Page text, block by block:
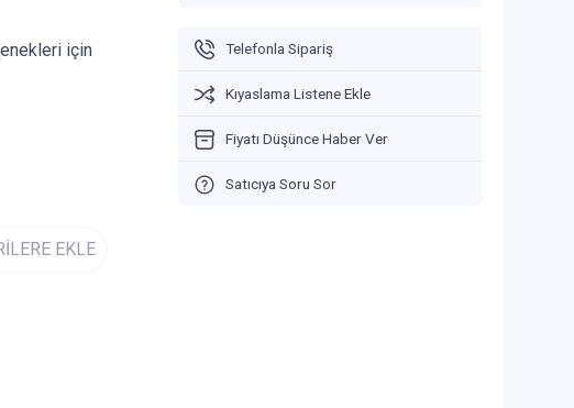
için
EKLE
Telefonla Sipariş
Kıyaslama Listene Ekle
Fiyatı Düşünce Haber Ver
Satıcıya Soru Sor